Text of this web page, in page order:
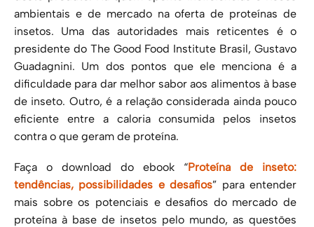
ambientais e de mercado na oferta de proteínas de
insetos. Uma das autoridades mais reticentes é o
presidente do The Good Food Institute Brasil, Gustavo
Guadagnini. Um dos pontos que ele menciona é a
dificuldade para dar melhor sabor aos alimentos à base
de inseto. Outro, é a relação considerada ainda pouco
eficiente entre a caloria consumida pelos insetos
contra o que geram de proteína.
Faça o download do ebook “Proteína de inseto:
tendências, possibilidades e desafios” para entender
mais sobre os potenciais e desafios do mercado de
proteína à base de insetos pelo mundo, as questões